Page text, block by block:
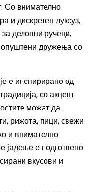
Со внимателно
и дискретен луксуз,
деловни ручеци,
опуштени дружења со
е инспирирано од
со акцент
можат да
рижота, пици, свежи
и внимателно
јадење е подготвено
вкусови и